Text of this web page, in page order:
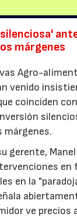
márgenes
Agro-
venido
coinciden
márgenes.
gerente,
en
en la
ve precios